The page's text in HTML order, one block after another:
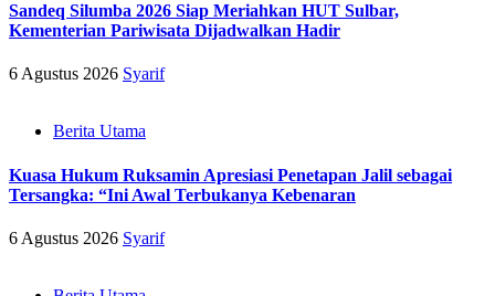
Sandeq Silumba 2026 Siap Meriahkan HUT Sulbar,
Kementerian Pariwisata Dijadwalkan Hadir
6 Agustus 2026 Syarif
Berita Utama
Kuasa Hukum Ruksamin Apresiasi Penetapan Jalil sebagai
Tersangka: “Ini Awal Terbukanya Kebenaran
6 Agustus 2026 Syarif